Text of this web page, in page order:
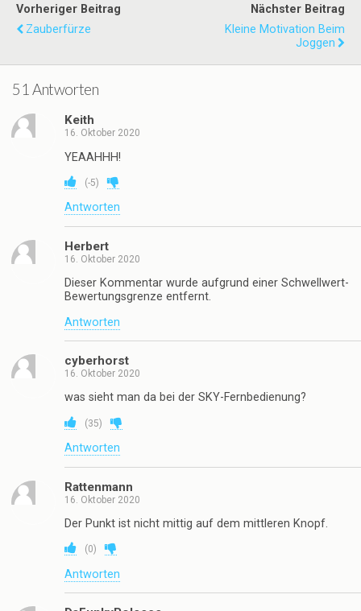
Vorheriger Beitrag
Zauberfürze
Nächster Beitrag
Kleine Motivation Beim
Joggen
51 Antworten
Keith
16. Oktober 2020
YEAAHHH!
(-5)
Antworten
Herbert
16. Oktober 2020
Dieser Kommentar wurde aufgrund einer Schwellwert-
Bewertungsgrenze entfernt.
Antworten
cyberhorst
16. Oktober 2020
was sieht man da bei der SKY-Fernbedienung?
(35)
Antworten
Rattenmann
16. Oktober 2020
Der Punkt ist nicht mittig auf dem mittleren Knopf.
(0)
Antworten